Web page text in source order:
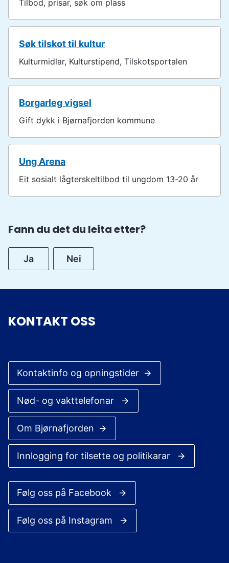
Tilbod, prisar, søk om plass
Søk tilskot til kultur
Kulturmidlar, Kulturstipend, Tilskotsportalen
Borgarleg vigsel
Gift dykk i Bjørnafjorden kommune
Ung Arena
Eit sosialt lågterskeltilbod til ungdom 13-20 år
Fann du det du leita etter?
Ja Nei
KONTAKT OSS
Kontaktinfo og opningstider
Nød- og vakttelefonar
Om Bjørnafjorden
Innlogging for tilsette og politikarar
Følg oss på Facebook
Følg oss på Instagram